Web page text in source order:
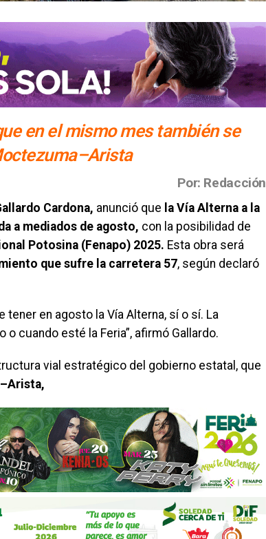
en el mismo mes también se
Por: Redacción
Cardona, anunció que la Vía Alterna a la
a mediados de agosto, con la posibilidad de
Potosina (Fenapo) 2025. Esta obra será
que sufre la carretera 57, según declaró
en agosto la Vía Alterna, sí o sí. La
cuando esté la Feria”, afirmó Gallardo.
vial estratégico del gobierno estatal, que